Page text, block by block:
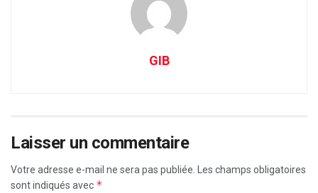
GIB
Laisser un commentaire
Votre adresse e-mail ne sera pas publiée.
Les champs obligatoires
sont indiqués avec *